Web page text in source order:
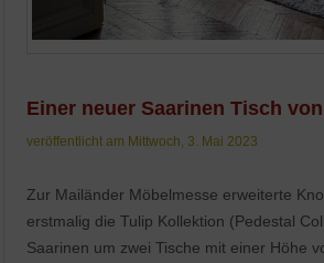
Einer neuer Saarinen Tisch
veröffentlicht am Mittwoch, 3. Mai 2023
Zur Mailänder Möbelmesse erweiterte
erstmalig die Tulip Kollektion (Pedestal
Saarinen um zwei Tische mit einer Höhe